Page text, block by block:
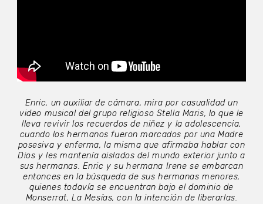
Enric, un auxiliar de cámara, mira por casualidad un
video musical del grupo religioso Stella Maris, lo que le
lleva revivir los recuerdos de niñez y la adolescencia,
cuando los hermanos fueron marcados por una Madre
posesiva y enferma, la misma que afirmaba hablar con
Dios y les mantenía aislados del mundo exterior junto a
sus hermanas. Enric y su hermana Irene se embarcan
entonces en la búsqueda de sus hermanas menores,
quienes todavía se encuentran bajo el dominio de
Monserrat, La Mesías, con la intención de liberarlas.